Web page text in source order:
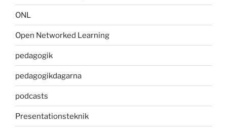
ONL
Open Networked Learning
pedagogik
pedagogikdagarna
podcasts
Presentationsteknik